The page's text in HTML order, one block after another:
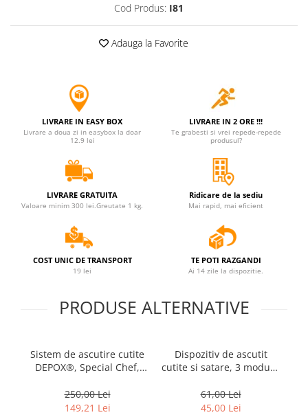
Accesorii costume copii
Jucarii antistres
Plusuri roblox, rainbow friend
Figurine si masinute duble
Instrumente muzicale de jucarie
Gaming, Carti & Birotica
Costume spiderman
ACCESORII & DIVERSE
Accesorii decorative
Jocuri de sah si table
Produse si dispozitive ajutatoare
CASA SI GRADINA
Cutite & seturi de cutite
Cutite japoneze
Cutite macelarie
Cod Produs: I81
Adauga la Favorite
LIVRARE IN EASY BOX
Livrare a doua zi in easybox la doar
12.9 lei
LIVRARE IN 2 ORE !!!
Te grabesti si vrei repede-repede
produsul?
LIVRARE GRATUITA
Valoare minim 300 lei.Greutate 1 kg.
Ridicare de la sediu
Mai rapid, mai eficient
COST UNIC DE TRANSPORT
19 lei
TE POTI RAZGANDI
Ai 14 zile la dispozitie.
PRODUSE ALTERNATIVE
Sistem de ascutire cutite
DEPOX®, Special Chef,
250,00 Lei
149,21 Lei
Dispozitiv de ascutit
cutite si satare, 3 moduri,
61,00 Lei
45,00 Lei